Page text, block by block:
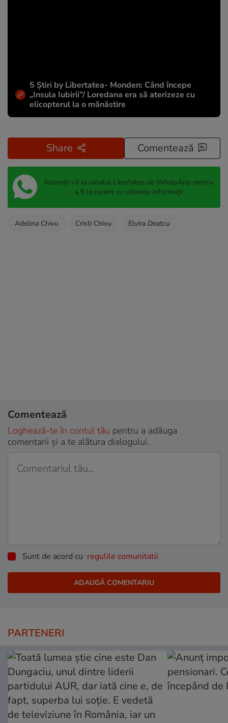
5 Știri by Libertatea- Monden: Când începe
„Insula Iubirii”/ Loredana era să aterizeze cu
elicopterul la o mănăstire
Share Comentează
Abonați-vă la canalul Libertatea de WhatsApp pentru
a fi la curent cu ultimele informații
Adelina Chivu Cristi Chivu Elvira Deatcu
Comentează
Loghează-te în contul tău pentru a adăuga
comentarii și a te alătura dialogului.
Sunt de acord cu regulile comunitatii
PARTENERI